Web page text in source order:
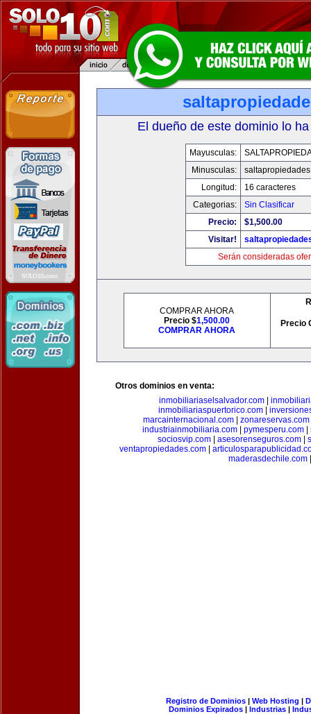
El dueño de este dominio lo
Mayusculas:
Minusculas:
Longitud:
16 caracteres
Categorias:
Sin Clasificar
Precio:
$1,500.00
Visitar!
Serán consideradas
COMPRAR AHORA
Precio $1,500.00
COMPRAR AHORA
Precio
Otros dominios en venta:
inmobiliariaselsalvador.com|
inmobiliariaspuertorico.com
marcainternacional.com| zonareservas.com
industriainmobiliaria.com| pymesperu.com|
sociosvip.com
asesorenseguros.com
ventapropiedades.com
maderasdechile.com
Registro de Dominios| Web Hosting |
Dominios Expirados | Industrias |